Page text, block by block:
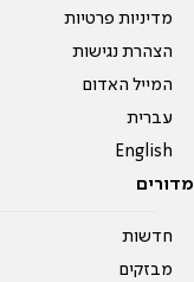
מדיניות פרטיות
הצהרת נגישות
המייל האדום
עברית
English
מדורים
חדשות
מבזקים